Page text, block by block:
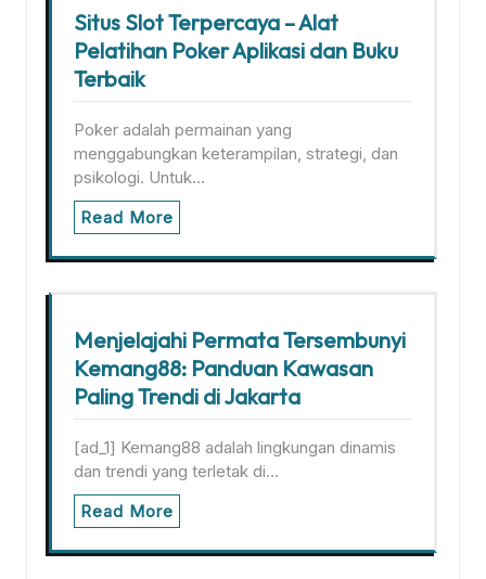
Situs Slot Terpercaya – Alat
Pelatihan Poker Aplikasi dan Buku
Terbaik
Poker adalah permainan yang
menggabungkan keterampilan, strategi, dan
psikologi. Untuk…
Read More
Menjelajahi Permata Tersembunyi
Kemang88: Panduan Kawasan
Paling Trendi di Jakarta
[ad_1] Kemang88 adalah lingkungan dinamis
dan trendi yang terletak di…
Read More